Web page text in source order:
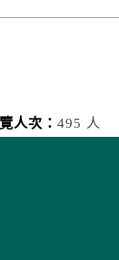
人次： 495 人